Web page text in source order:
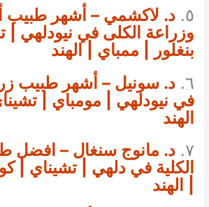
٥. د. لاكشمي – أشهر طبيب
وزراعة الكلى في نيودلهي |
بنغلور | ممباي | الهند
٦. د. سونيل – أشهر طبيب
في نيودلهي | مومباي |
الهند
٧. د. مانوج سنغال – افضل
الكلية في دلهي | تشيناي |
| الهند